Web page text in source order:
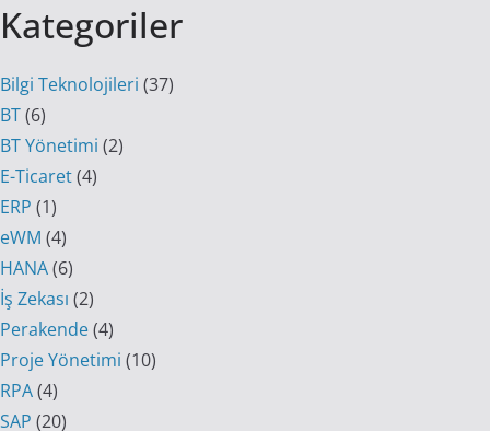
Kategoriler
Bilgi Teknolojileri (37)
BT(6)
BT Yönetimi (2)
E-Ticaret(4)
ERP (1)
eWM (4)
HANA(6)
İş Zekası (2)
Perakende(4)
Proje Yönetimi (10)
RPA(4)
SAP (20)